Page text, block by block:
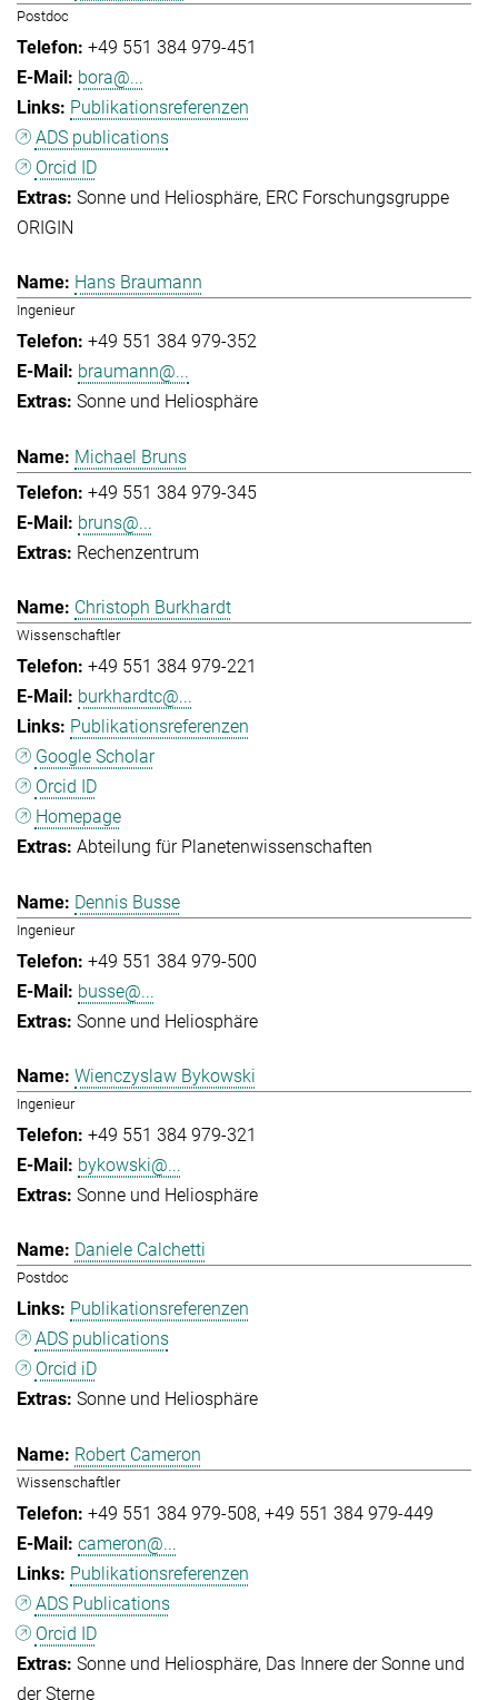
Postdoc
+49 551 384 979-451
bora@...
Publikationsreferenzen
ADS publications
Orcid ID
Sonne und Heliosphäre ERC Forschungsgruppe
ORIGIN
Hans Braumann
Ingenieur
+49 551 384 979-352
braumann@...
Sonne und Heliosphäre
Michael Bruns
+49 551 384 979-345
bruns@...
Rechenzentrum
Christoph Burkhardt
Wissenschaftler
+49 551 384 979-221
burkhardtc@...
Publikationsreferenzen
Google Scholar
Orcid ID
Homepage
Abteilung für Planetenwissenschaften
Dennis Busse
Ingenieur
+49 551 384 979-500
busse@...
Sonne und Heliosphäre
Wienczyslaw Bykowski
Ingenieur
+49 551 384 979-321
bykowski@...
Sonne und Heliosphäre
Daniele Calchetti
Postdoc
Publikationsreferenzen
ADS publications
Orcid iD
Sonne und Heliosphäre
Robert Cameron
Wissenschaftler
+49 551 384 979-508 +49 551 384 979-449
cameron@...
Publikationsreferenzen
ADS Publications
Orcid ID
Sonne und Heliosphäre Das Innere der Sonne und
der Sterne